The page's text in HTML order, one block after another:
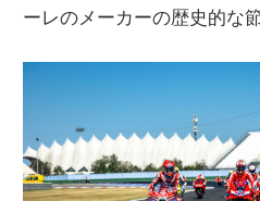
ーレのメーカーの歴史的な